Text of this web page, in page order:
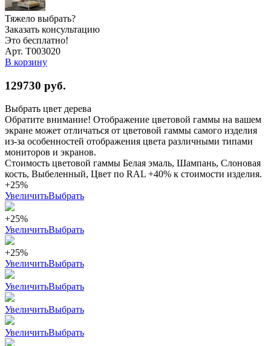
Тяжело выбрать?
Заказать консультацию
Это бесплатно!
Арт. Т003020
В корзину
129730 руб.
Выбрать цвет дерева
Обратите внимание! Отображение цветовой гаммы на вашем
экране может отличаться от цветовой гаммы самого изделия
из-за особенностей отображения цвета различными типами
мониторов и экранов.
Стоимость цветовой гаммы Белая эмаль, Шампань, Слоновая
кость, Выбеленный, Цвет по RAL +40% к стоимости изделия.
+25%
УвеличитьВыбрать
+25%
УвеличитьВыбрать
+25%
УвеличитьВыбрать
УвеличитьВыбрать
УвеличитьВыбрать
УвеличитьВыбрать